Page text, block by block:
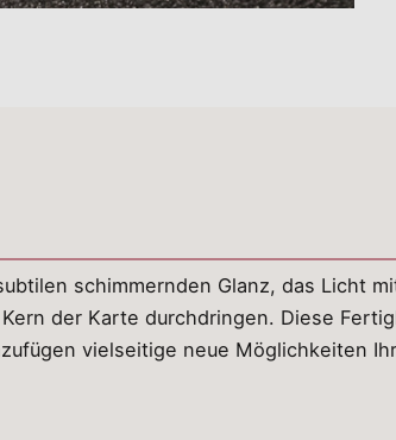
schimmernden Glanz, das Licht
der Karte durchdringen. Diese
vielseitige neue Möglichkeiten